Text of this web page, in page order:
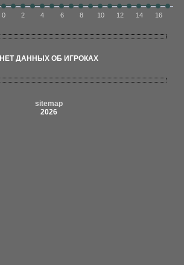
0 2 4 6 8 10 12 14 16
НЕТ ДАННЫХ ОБ ИГРОКАХ
sitemap
2026